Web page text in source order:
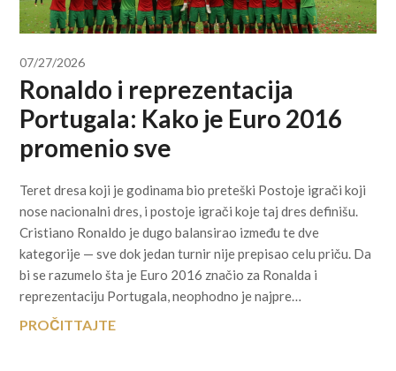
07/27/2026
Ronaldo i reprezentacija
Portugala: Kako je Euro 2016
promenio sve
Teret dresa koji je godinama bio preteški Postoje igrači koji
nose nacionalni dres, i postoje igrači koje taj dres definišu.
Cristiano Ronaldo je dugo balansirao između te dve
kategorije — sve dok jedan turnir nije prepisao celu priču. Da
bi se razumelo šta je Euro 2016 značio za Ronalda i
reprezentaciju Portugala, neophodno je najpre…
PROČITTAJTE